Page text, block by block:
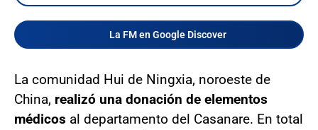
La FM en Google Discover
La comunidad Hui de Ningxia, noroeste de
China, realizó una donación de elementos
médicos al departamento del Casanare. En total